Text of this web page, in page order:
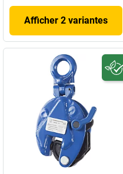
Afficher 2 variantes